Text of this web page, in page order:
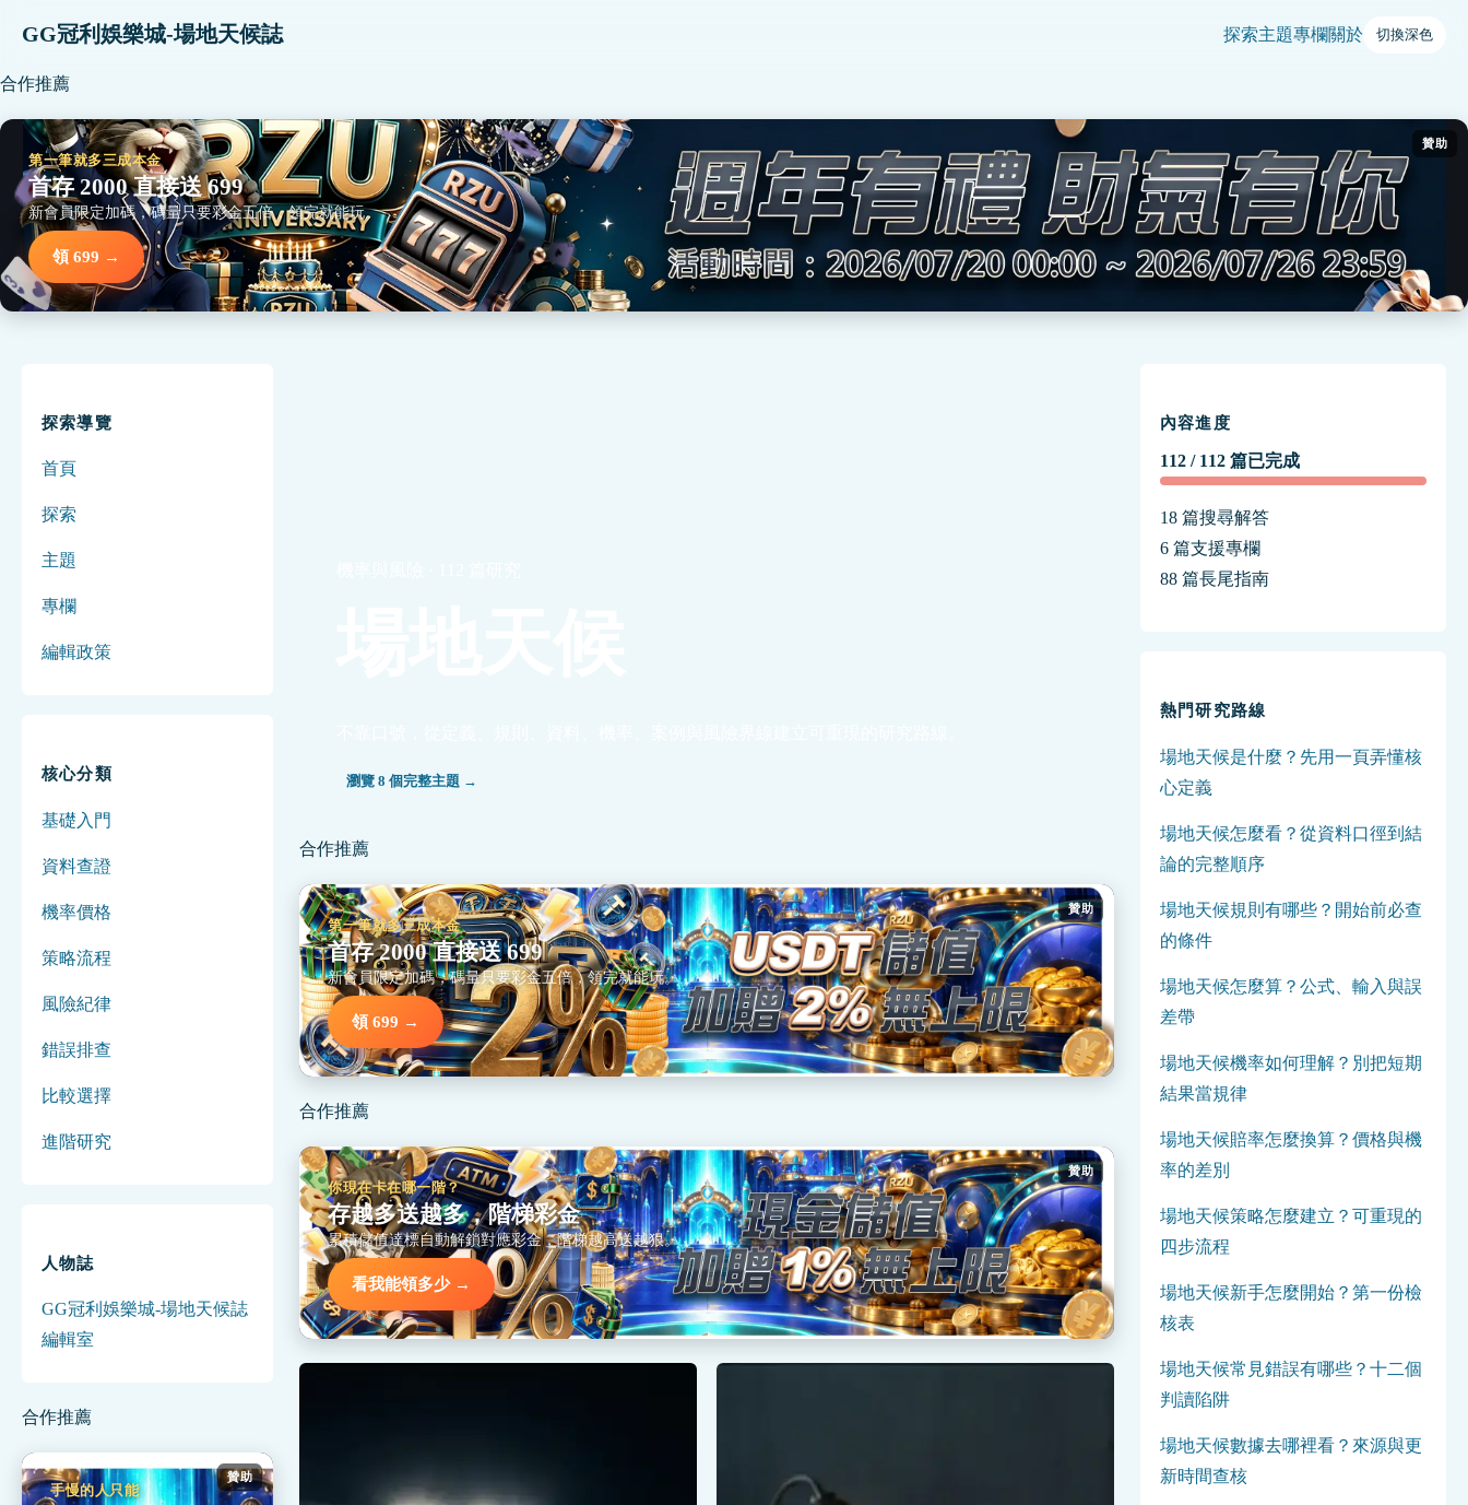
GG冠利娛樂城-場地天候誌 探索主題專欄關於 切換深色
合作推薦
贊助
第一筆就多三成本金
首存 2000 直接送 699
新會員限定加碼，碼量只要彩金五倍，領完就能玩。
領 699 →
探索導覽
首頁
探索
主題
專欄
編輯政策
核心分類
基礎入門
資料查證
機率價格
策略流程
風險紀律
錯誤排查
比較選擇
進階研究
人物誌
GG冠利娛樂城-場地天候誌
編輯室
合作推薦
贊助
手慢的人只能
瀏覽 8 個完整主題 →
合作推薦
贊助
第一筆就多三成本金
首存 2000 直接送 699
新會員限定加碼，碼量只要彩金五倍，領完就能玩。
領 699 →
合作推薦
贊助
你現在卡在哪一階？
存越多送越多，階梯彩金
累積儲值達標自動解鎖對應彩金，階梯越高送越狠。
看我能領多少 →
內容進度
112 / 112 篇已完成
18 篇搜尋解答
6 篇支援專欄
88 篇長尾指南
熱門研究路線
場地天候是什麼？先用一頁弄懂核
心定義
場地天候怎麼看？從資料口徑到結
論的完整順序
場地天候規則有哪些？開始前必查
的條件
場地天候怎麼算？公式、輸入與誤
差帶
場地天候機率如何理解？別把短期
結果當規律
場地天候賠率怎麼換算？價格與機
率的差別
場地天候策略怎麼建立？可重現的
四步流程
場地天候新手怎麼開始？第一份檢
核表
場地天候常見錯誤有哪些？十二個
判讀陷阱
場地天候數據去哪裡看？來源與更
新時間查核